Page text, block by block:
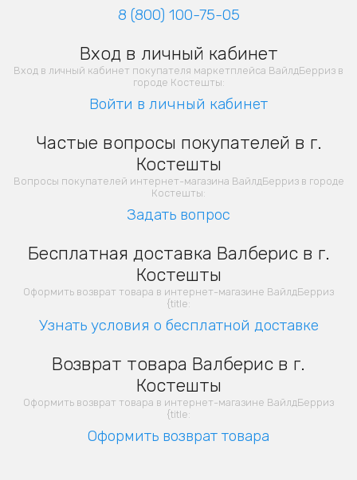
8 (800) 100-75-05
Вход в личный кабинет
Вход в личный кабинет покупателя маркетплейса ВайлдБерриз в
городе Костешты:
Войти в личный кабинет
Частые вопросы покупателей в г.
Костешты
Вопросы покупателей интернет-магазина ВайлдБерриз в городе
Костешты:
Задать вопрос
Бесплатная доставка Валберис в г.
Костешты
Оформить возврат товара в интернет-магазине ВайлдБерриз
{title:
Узнать условия о бесплатной доставке
Возврат товара Валберис в г.
Костешты
Оформить возврат товара в интернет-магазине ВайлдБерриз
{title:
Оформить возврат товара